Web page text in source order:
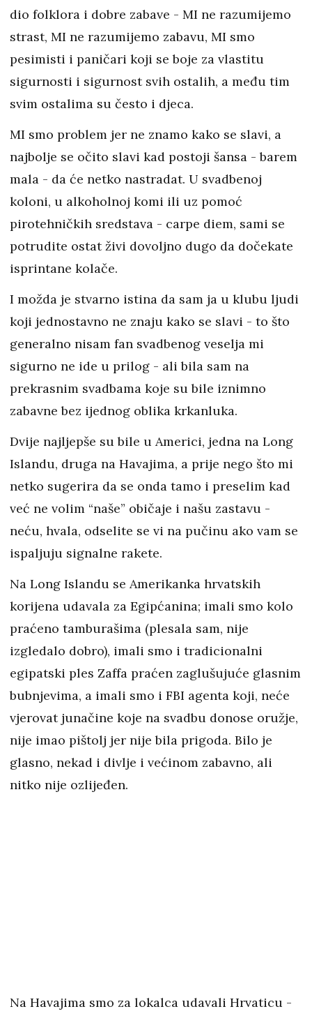
dio folklora i dobre zabave - MI ne razumijemo
strast, MI ne razumijemo zabavu, MI smo
pesimisti i paničari koji se boje za vlastitu
sigurnosti i sigurnost svih ostalih, a među tim
svim ostalima su često i djeca.
MI smo problem jer ne znamo kako se slavi, a
najbolje se očito slavi kad postoji šansa - barem
mala - da će netko nastradat. U svadbenoj
koloni, u alkoholnoj komi ili uz pomoć
pirotehničkih sredstava - carpe diem, sami se
potrudite ostat živi dovoljno dugo da dočekate
isprintane kolače.
I možda je stvarno istina da sam ja u klubu ljudi
koji jednostavno ne znaju kako se slavi - to što
generalno nisam fan svadbenog veselja mi
sigurno ne ide u prilog - ali bila sam na
prekrasnim svadbama koje su bile iznimno
zabavne bez ijednog oblika krkanluka.
Dvije najljepše su bile u Americi, jedna na Long
Islandu, druga na Havajima, a prije nego što mi
netko sugerira da se onda tamo i preselim kad
već ne volim “naše” običaje i našu zastavu -
neću, hvala, odselite se vi na pučinu ako vam se
ispaljuju signalne rakete.
Na Long Islandu se Amerikanka hrvatskih
korijena udavala za Egipćanina; imali smo kolo
praćeno tamburašima (plesala sam, nije
izgledalo dobro), imali smo i tradicionalni
egipatski ples Zaffa praćen zaglušujuće glasnim
bubnjevima, a imali smo i FBI agenta koji, neće
vjerovat junačine koje na svadbu donose oružje,
nije imao pištolj jer nije bila prigoda. Bilo je
glasno, nekad i divlje i većinom zabavno, ali
nitko nije ozlijeđen.
Na Havajima smo za lokalca udavali Hrvaticu -